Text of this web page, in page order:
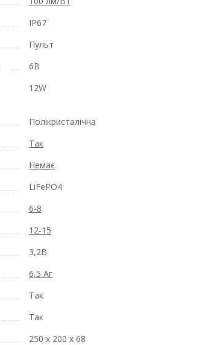
IP67
Пульт
6В
12W
Полікристалічна
Так
Немає
LiFePO4
6-8
12-15
3,2В
6,5 Аг
Так
Так
250 x 200 x 68